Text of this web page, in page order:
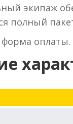
экипаж
полный
оплаты.